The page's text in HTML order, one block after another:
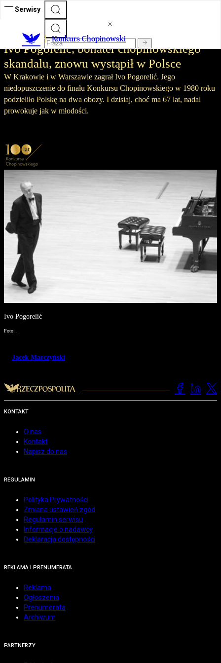
Serwisy
Konkurs Chopinowski
Konkurs Chopinowski 2025
Ivo Pogorelić, bohater chopinowskiego
skandalu, znowu wystąpił w Polsce
W Krakowie i w Warszawie zagrał Ivo Pogorelić. Jego
niedopuszczenie do finału Konkursu Chopinowskiego w 1980 roku
podzieliło Polskę na dwa obozy. I dzisiaj, choć ma 67 lat, nadal
prowokuje jak w młodości.
Ivo Pogorelić
Foto: .
Jacek Marczyński
KONTAKT
O nas
Kontakt
Napisz do nas
REGULAMIN
Polityka Prywatności
Zmiana ustawień zgód
Regulamin serwisu
Informacje o nadawcy
Deklaracja dostępności
REKLAMA I PRENUMERATA
Reklama
Ogłoszenia
Prenumerata
Archiwum
PARTNERZY